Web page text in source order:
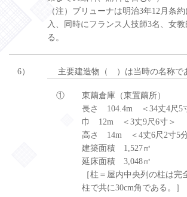
（注）ブリューナは明治3年12月条
入、同時にフランス人技師3名、女
る。
6） 主要建造物（ ）は当時の名称で
①
東繭倉庫（東置繭所）
長さ 104.4m ＜34丈4尺5
巾 12m ＜3丈9尺6寸＞
高さ 14m ＜4丈6尺2寸5
建築面積 1,527㎡
延床面積 3,048㎡
［柱＝屋内中央列の柱は
柱で共に30cm角である。］